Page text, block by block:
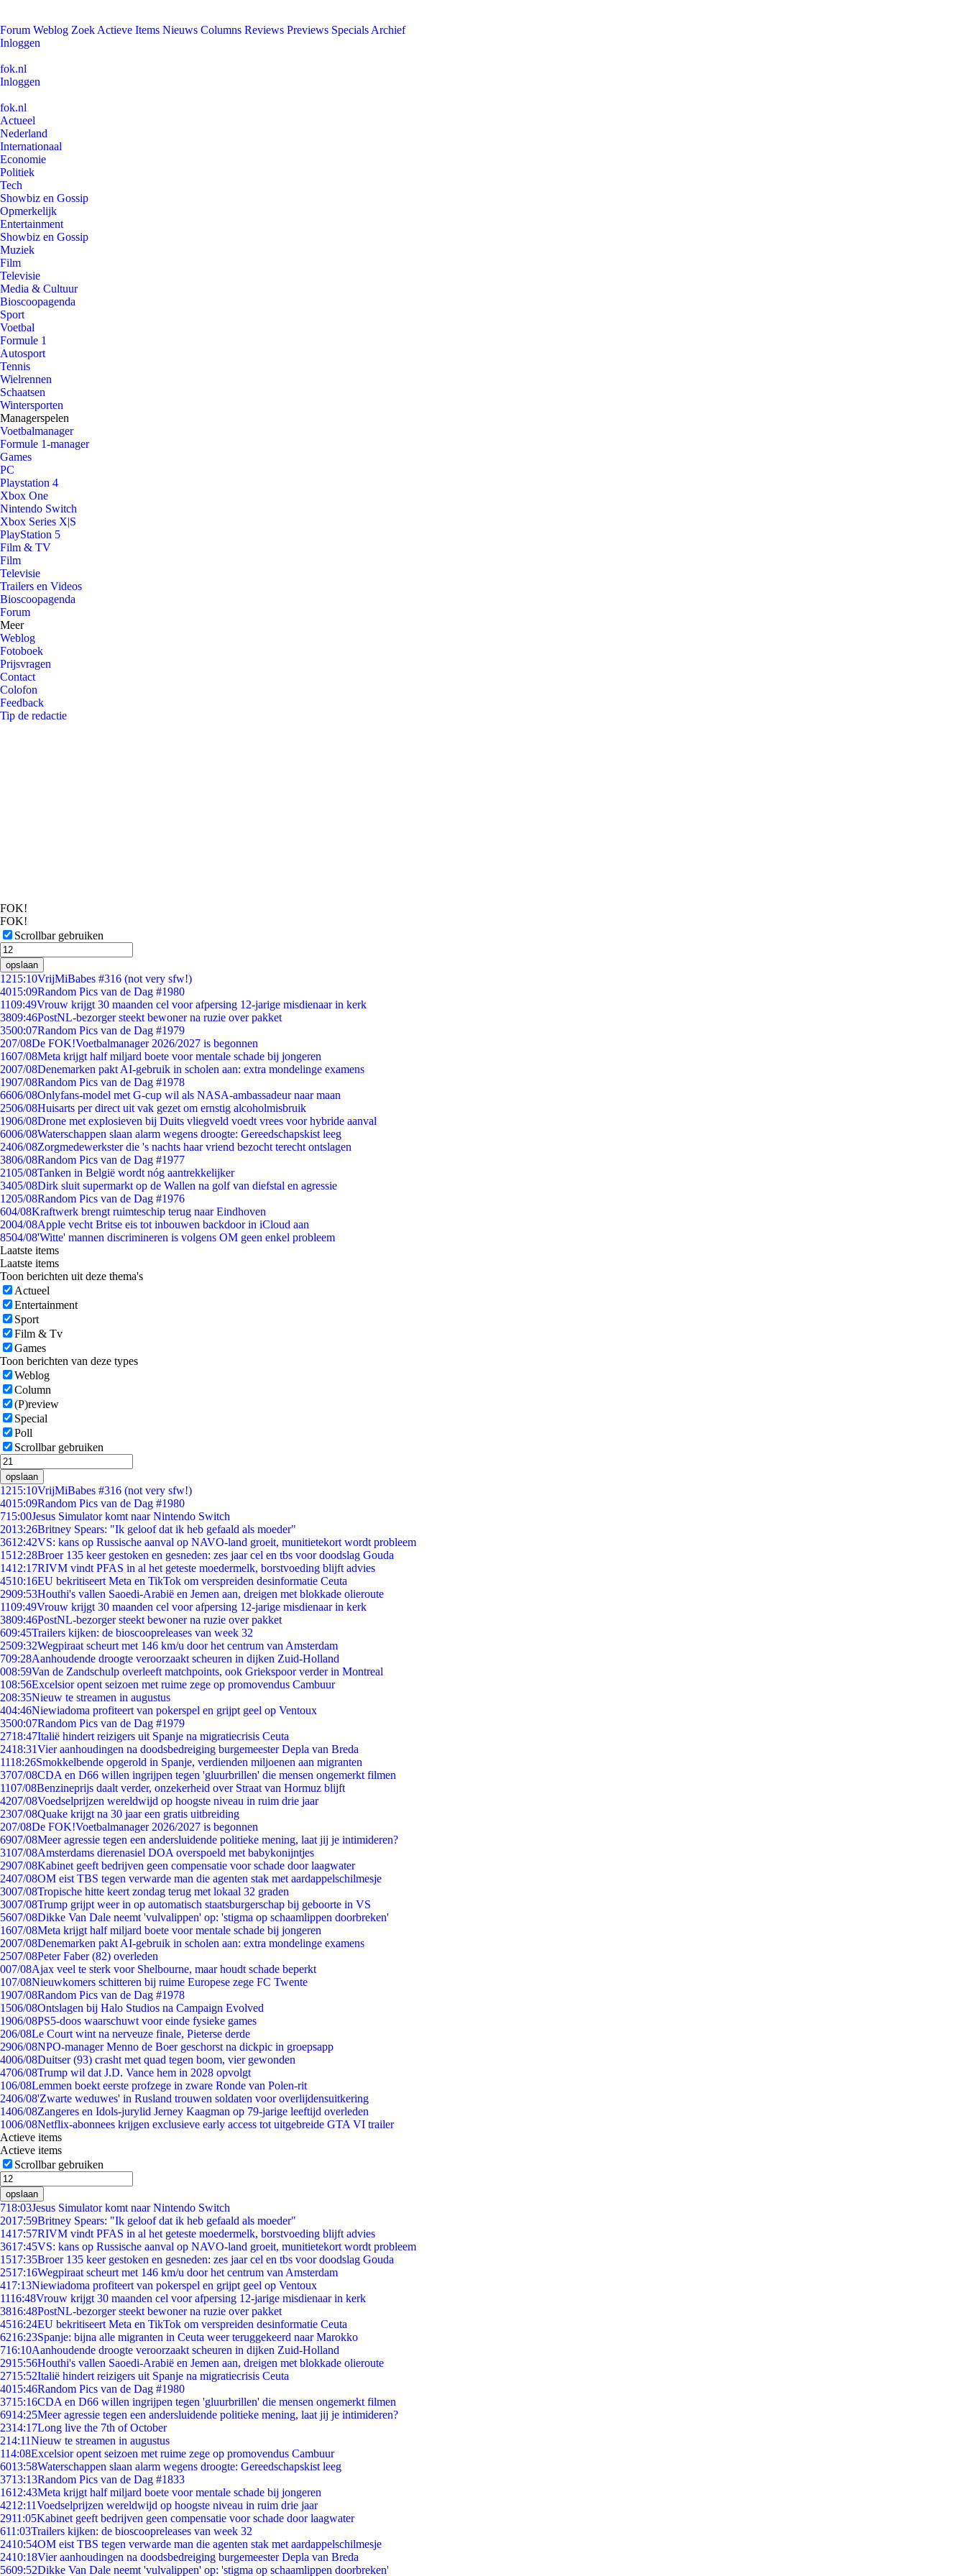
Forum Weblog Zoek Actieve Items Nieuws Columns Reviews Previews Specials Archief
Inloggen
fok.nl
Inloggen
fok.nl
Actueel
Nederland
Internationaal
Economie
Politiek
Tech
Showbiz en Gossip
Opmerkelijk
Entertainment
Showbiz en Gossip
Muziek
Film
Televisie
Media & Cultuur
Bioscoopagenda
Sport
Voetbal
Formule 1
Autosport
Tennis
Wielrennen
Schaatsen
Wintersporten
Managerspelen
Voetbalmanager
Formule 1-manager
Games
PC
Playstation 4
Xbox One
Nintendo Switch
Xbox Series X|S
PlayStation 5
Film & TV
Film
Televisie
Trailers en Videos
Bioscoopagenda
Forum
Meer
Weblog
Fotoboek
Prijsvragen
Contact
Colofon
Feedback
Tip de redactie
FOK!
FOK!
Scrollbar gebruiken
opslaan
1215:10VrijMiBabes #316 (not very sfw!)
4015:09Random Pics van de Dag #1980
1109:49Vrouw krijgt 30 maanden cel voor afpersing 12-jarige misdienaar in kerk
3809:46PostNL-bezorger steekt bewoner na ruzie over pakket
3500:07Random Pics van de Dag #1979
207/08De FOK!Voetbalmanager 2026/2027 is begonnen
1607/08Meta krijgt half miljard boete voor mentale schade bij jongeren
2007/08Denemarken pakt AI-gebruik in scholen aan: extra mondelinge examens
1907/08Random Pics van de Dag #1978
6606/08Onlyfans-model met G-cup wil als NASA-ambassadeur naar maan
2506/08Huisarts per direct uit vak gezet om ernstig alcoholmisbruik
1906/08Drone met explosieven bij Duits vliegveld voedt vrees voor hybride aanval
6006/08Waterschappen slaan alarm wegens droogte: Gereedschapskist leeg
2406/08Zorgmedewerkster die 's nachts haar vriend bezocht terecht ontslagen
3806/08Random Pics van de Dag #1977
2105/08Tanken in België wordt nóg aantrekkelijker
3405/08Dirk sluit supermarkt op de Wallen na golf van diefstal en agressie
1205/08Random Pics van de Dag #1976
604/08Kraftwerk brengt ruimteschip terug naar Eindhoven
2004/08Apple vecht Britse eis tot inbouwen backdoor in iCloud aan
8504/08'Witte' mannen discrimineren is volgens OM geen enkel probleem
Laatste items
Laatste items
Toon berichten uit deze thema's
Actueel
Entertainment
Sport
Film & Tv
Games
Toon berichten van deze types
Weblog
Column
(P)review
Special
Poll
Scrollbar gebruiken
opslaan
1215:10VrijMiBabes #316 (not very sfw!)
4015:09Random Pics van de Dag #1980
715:00Jesus Simulator komt naar Nintendo Switch
2013:26Britney Spears: "Ik geloof dat ik heb gefaald als moeder"
3612:42VS: kans op Russische aanval op NAVO-land groeit, munitietekort wordt probleem
1512:28Broer 135 keer gestoken en gesneden: zes jaar cel en tbs voor doodslag Gouda
1412:17RIVM vindt PFAS in al het geteste moedermelk, borstvoeding blijft advies
4510:16EU bekritiseert Meta en TikTok om verspreiden desinformatie Ceuta
2909:53Houthi's vallen Saoedi-Arabië en Jemen aan, dreigen met blokkade olieroute
1109:49Vrouw krijgt 30 maanden cel voor afpersing 12-jarige misdienaar in kerk
3809:46PostNL-bezorger steekt bewoner na ruzie over pakket
609:45Trailers kijken: de bioscoopreleases van week 32
2509:32Wegpiraat scheurt met 146 km/u door het centrum van Amsterdam
709:28Aanhoudende droogte veroorzaakt scheuren in dijken Zuid-Holland
008:59Van de Zandschulp overleeft matchpoints, ook Griekspoor verder in Montreal
108:56Excelsior opent seizoen met ruime zege op promovendus Cambuur
208:35Nieuw te streamen in augustus
404:46Niewiadoma profiteert van pokerspel en grijpt geel op Ventoux
3500:07Random Pics van de Dag #1979
2718:47Italië hindert reizigers uit Spanje na migratiecrisis Ceuta
2418:31Vier aanhoudingen na doodsbedreiging burgemeester Depla van Breda
1118:26Smokkelbende opgerold in Spanje, verdienden miljoenen aan migranten
3707/08CDA en D66 willen ingrijpen tegen 'gluurbrillen' die mensen ongemerkt filmen
1107/08Benzineprijs daalt verder, onzekerheid over Straat van Hormuz blijft
4207/08Voedselprijzen wereldwijd op hoogste niveau in ruim drie jaar
2307/08Quake krijgt na 30 jaar een gratis uitbreiding
207/08De FOK!Voetbalmanager 2026/2027 is begonnen
6907/08Meer agressie tegen een andersluidende politieke mening, laat jij je intimideren?
3107/08Amsterdams dierenasiel DOA overspoeld met babykonijntjes
2907/08Kabinet geeft bedrijven geen compensatie voor schade door laagwater
2407/08OM eist TBS tegen verwarde man die agenten stak met aardappelschilmesje
3007/08Tropische hitte keert zondag terug met lokaal 32 graden
3007/08Trump grijpt weer in op automatisch staatsburgerschap bij geboorte in VS
5607/08Dikke Van Dale neemt 'vulvalippen' op: 'stigma op schaamlippen doorbreken'
1607/08Meta krijgt half miljard boete voor mentale schade bij jongeren
2007/08Denemarken pakt AI-gebruik in scholen aan: extra mondelinge examens
2507/08Peter Faber (82) overleden
007/08Ajax veel te sterk voor Shelbourne, maar houdt schade beperkt
107/08Nieuwkomers schitteren bij ruime Europese zege FC Twente
1907/08Random Pics van de Dag #1978
1506/08Ontslagen bij Halo Studios na Campaign Evolved
1906/08PS5-doos waarschuwt voor einde fysieke games
206/08Le Court wint na nerveuze finale, Pieterse derde
2906/08NPO-manager Menno de Boer geschorst na dickpic in groepsapp
4006/08Duitser (93) crasht met quad tegen boom, vier gewonden
4706/08Trump wil dat J.D. Vance hem in 2028 opvolgt
106/08Lemmen boekt eerste profzege in zware Ronde van Polen-rit
2406/08'Zwarte weduwes' in Rusland trouwen soldaten voor overlijdensuitkering
1406/08Zangeres en Idols-jurylid Jerney Kaagman op 79-jarige leeftijd overleden
1006/08Netflix-abonnees krijgen exclusieve early access tot uitgebreide GTA VI trailer
Actieve items
Actieve items
Scrollbar gebruiken
opslaan
718:03Jesus Simulator komt naar Nintendo Switch
2017:59Britney Spears: "Ik geloof dat ik heb gefaald als moeder"
1417:57RIVM vindt PFAS in al het geteste moedermelk, borstvoeding blijft advies
3617:45VS: kans op Russische aanval op NAVO-land groeit, munitietekort wordt probleem
1517:35Broer 135 keer gestoken en gesneden: zes jaar cel en tbs voor doodslag Gouda
2517:16Wegpiraat scheurt met 146 km/u door het centrum van Amsterdam
417:13Niewiadoma profiteert van pokerspel en grijpt geel op Ventoux
1116:48Vrouw krijgt 30 maanden cel voor afpersing 12-jarige misdienaar in kerk
3816:48PostNL-bezorger steekt bewoner na ruzie over pakket
4516:24EU bekritiseert Meta en TikTok om verspreiden desinformatie Ceuta
6216:23Spanje: bijna alle migranten in Ceuta weer teruggekeerd naar Marokko
716:10Aanhoudende droogte veroorzaakt scheuren in dijken Zuid-Holland
2915:56Houthi's vallen Saoedi-Arabië en Jemen aan, dreigen met blokkade olieroute
2715:52Italië hindert reizigers uit Spanje na migratiecrisis Ceuta
4015:46Random Pics van de Dag #1980
3715:16CDA en D66 willen ingrijpen tegen 'gluurbrillen' die mensen ongemerkt filmen
6914:25Meer agressie tegen een andersluidende politieke mening, laat jij je intimideren?
2314:17Long live the 7th of October
214:11Nieuw te streamen in augustus
114:08Excelsior opent seizoen met ruime zege op promovendus Cambuur
6013:58Waterschappen slaan alarm wegens droogte: Gereedschapskist leeg
3713:13Random Pics van de Dag #1833
1612:43Meta krijgt half miljard boete voor mentale schade bij jongeren
4212:11Voedselprijzen wereldwijd op hoogste niveau in ruim drie jaar
2911:05Kabinet geeft bedrijven geen compensatie voor schade door laagwater
611:03Trailers kijken: de bioscoopreleases van week 32
2410:54OM eist TBS tegen verwarde man die agenten stak met aardappelschilmesje
2410:18Vier aanhoudingen na doodsbedreiging burgemeester Depla van Breda
5609:52Dikke Van Dale neemt 'vulvalippen' op: 'stigma op schaamlippen doorbreken'